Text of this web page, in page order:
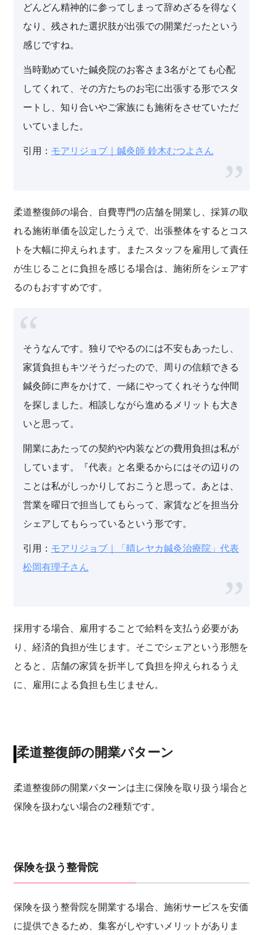
どんどん精神的に参ってしまって辞めざるを得なく
なり、残された選択肢が出張での開業だったという
感じですね。
当時勤めていた鍼灸院のお客さま3名がとても心配
してくれて、その方たちのお宅に出張する形でスタ
ートし、知り合いやご家族にも施術をさせていただ
いていました。
引用： モアリジョブ｜鍼灸師 鈴木むつよさん
柔道整復師の場合、自費専門の店舗を開業し、採算の取
れる施術単価を設定したうえで、出張整体をするとコス
トを大幅に抑えられます。またスタッフを雇用して責任
が生じることに負担を感じる場合は、施術所をシェアす
るのもおすすめです。
そうなんです。独りでやるのには不安もあったし、
家賃負担もキツそうだったので、周りの信頼できる
鍼灸師に声をかけて、一緒にやってくれそうな仲間
を探しました。相談しながら進めるメリットも大き
いと思って。
開業にあたっての契約や内装などの費用負担は私が
しています。『代表』と名乗るからにはその辺りの
ことは私がしっかりしておこうと思って。あとは、
営業を曜日で担当してもらって、家賃などを担当分
シェアしてもらっているという形です。
引用： モアリジョブ｜「晴レヤカ鍼灸治療院」代表
松岡有理子さん
採用する場合、雇用することで給料を支払う必要があ
り、経済的負担が生じます。そこでシェアという形態を
とると、店舗の家賃を折半して負担を抑えられるうえ
に、雇用による負担も生じません。
柔道整復師の開業パターン
柔道整復師の開業パターンは主に保険を取り扱う場合と
保険を扱わない場合の2種類です。
保険を扱う整骨院
保険を扱う整骨院を開業する場合、施術サービスを安価
に提供できるため、集客がしやすいメリットがありま